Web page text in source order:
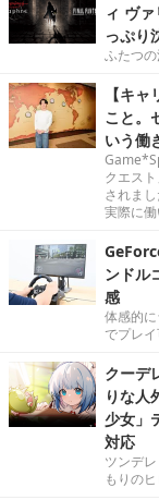
ィ ヴ
っぷり
ふたつの
【キ
こと。
いう働
クエス
されま
実際に
ンドル
感
体感的
でプレイ
クーデ
りな人
少女」
対応
ツンデ
もりの